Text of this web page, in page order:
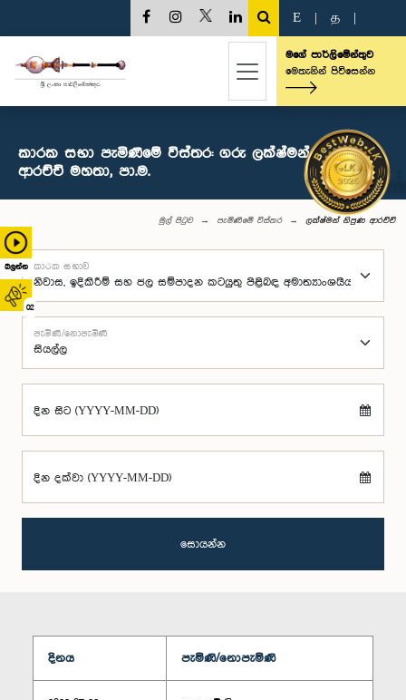
බලන්න
02
E த
මගේ පාර්ලිමේන්තුව
මෙතැනින් පිවිසෙන්න
කාරක සභා පැමිණීමේ විස්තර: ගරු ලක්ෂ්මන් නිපුණ
ආරච්චි මහතා, පා.ම.
මුල් පිටුව පැමිණීමේ විස්තර ලක්ෂ්මන් නිපුණ ආරච්චි
කාරක සභාව
පැමිණි/නොපැමිණි
දින සිට (YYYY-MM-DD)
දින දක්වා (YYYY-MM-DD)
සොයන්න
දිනය පැමිණි/නොපැමිණි